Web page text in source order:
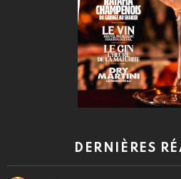
DERNIÈRES